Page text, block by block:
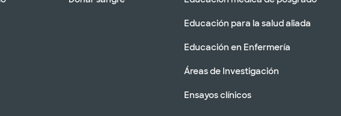
Educación para la salud aliada
Educación en Enfermería
Áreas de Investigación
Ensayos clínicos